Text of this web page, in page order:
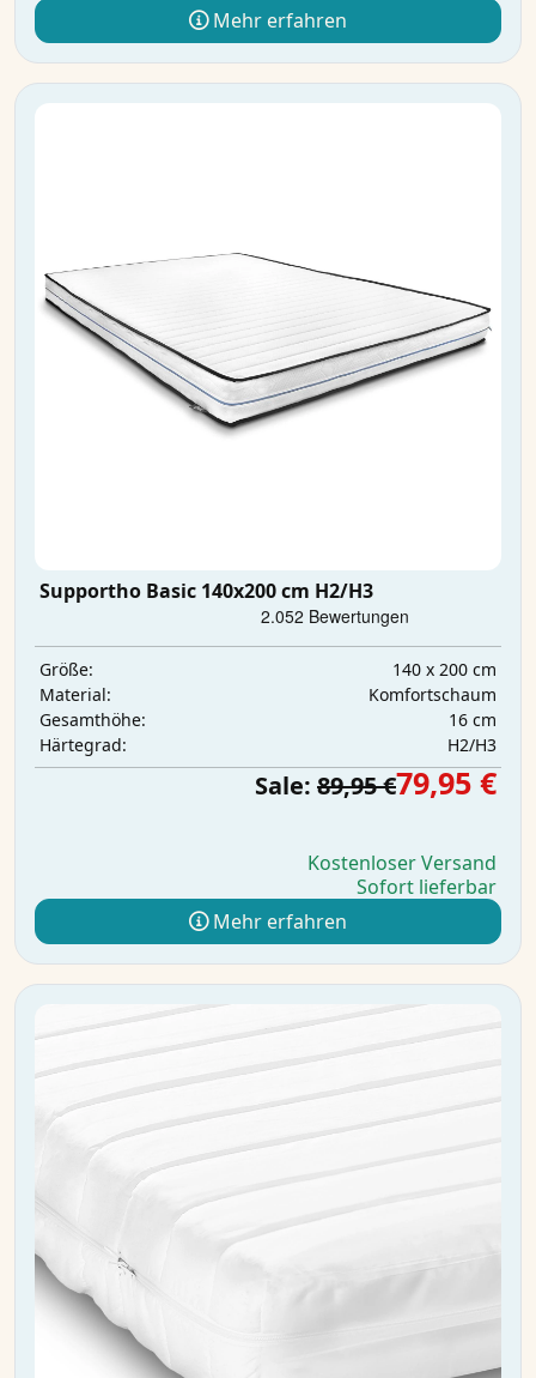
Mehr erfahren
Supportho Basic 140x200 cm H2/H3
Größe:
140 x 200 cm
Material:
Komfortschaum
Gesamthöhe:
16 cm
Härtegrad:
H2/H3
Sale: 89,95 €79,95 €
Kostenloser Versand
Sofort lieferbar
Mehr erfahren